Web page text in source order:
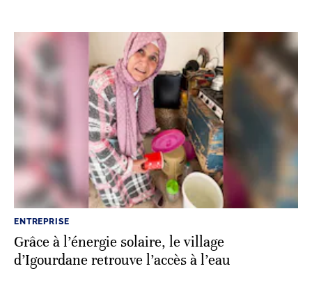
ENTREPRISE
Grâce à l’énergie solaire, le village
d’Igourdane retrouve l’accès à l’eau